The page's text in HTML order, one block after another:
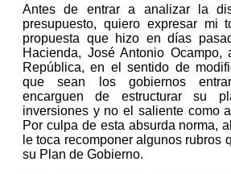
Antes de entrar a analizar la
presupuesto, quiero expresar mi
propuesta que hizo en días
Hacienda, José Antonio
República, en el sentido de
que sean los gobiernos
encarguen de estructurar su
inversiones y no el saliente como
Por culpa de esta absurda norma,
le toca recomponer algunos rubros
su Plan de Gobierno.